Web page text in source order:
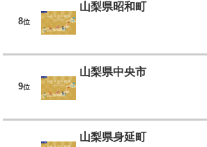
8位
山梨県昭和町
9位
山梨県中央市
山梨県身延町